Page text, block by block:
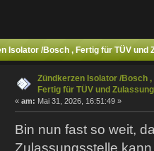
Isolator /Bosch , Fertig für TÜV und
Zündkerzen Isolator /Bosch ,
Fertig für TÜV und Zulassung
« am: Mai 31, 2026, 16:51:49 »
Bin nun fast so weit,
Zulassungsstelle